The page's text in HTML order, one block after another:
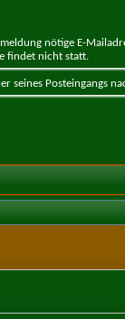
nötige E-
findet nicht statt.
seines Posteingangs